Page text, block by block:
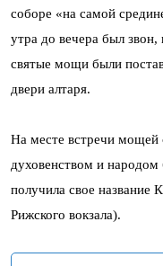
соборе «на самой
утра до вечера был
святые мощи были
двери алтаря.
На месте встречи мощей
духовенством и народом
получила свое название
Рижского вокзала).